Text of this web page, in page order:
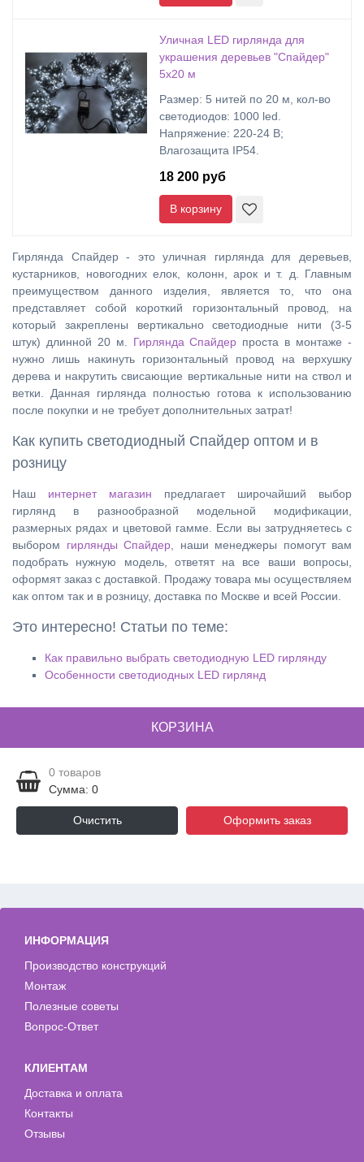
Уличная LED гирлянда для
украшения деревьев "Спайдер"
5х20 м
Размер: 5 нитей по 20 м, кол-во
светодиодов: 1000 led.
Напряжение: 220-24 В;
Влагозащита IP54.
18 200 руб
В корзину
Гирлянда Спайдер - это уличная гирлянда для деревьев,
кустарников, новогодних елок, колонн, арок и т. д. Главным
преимуществом данного изделия, является то, что она
представляет собой короткий горизонтальный провод, на
который закреплены вертикально светодиодные нити (3-5
штук) длинной 20 м. Гирлянда Спайдер проста в монтаже -
нужно лишь накинуть горизонтальный провод на верхушку
дерева и накрутить свисающие вертикальные нити на ствол и
ветки. Данная гирлянда полностью готова к использованию
после покупки и не требует дополнительных затрат!
Как купить светодиодный Спайдер оптом и в
розницу
Наш интернет магазин предлагает широчайший выбор
гирлянд в разнообразной модельной модификации,
размерных рядах и цветовой гамме. Если вы затрудняетесь с
выбором гирлянды Спайдер , наши менеджеры помогут вам
подобрать нужную модель, ответят на все ваши вопросы,
оформят заказ с доставкой. Продажу товара мы осуществляем
как оптом так и в розницу, доставка по Москве и всей России.
Это интересно! Статьи по теме:
Как правильно выбрать светодиодную LED гирлянду
Особенности светодиодных LED гирлянд
КОРЗИНА
0 товаров
Сумма: 0
Очистить Оформить заказ
ИНФОРМАЦИЯ
Производство конструкций
Монтаж
Полезные советы
Вопрос-Ответ
КЛИЕНТАМ
Доставка и оплата
Контакты
Отзывы